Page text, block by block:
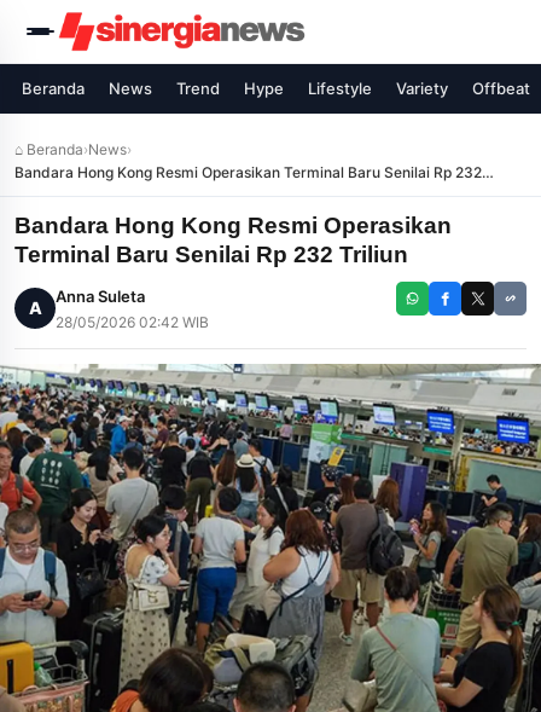
Beranda News Trend Hype Lifestyle Variety Offbeat
⌂ Beranda›News›
Bandara Hong Kong Resmi Operasikan Terminal Baru Senilai Rp 232
Triliun
Bandara Hong Kong Resmi Operasikan
Terminal Baru Senilai Rp 232 Triliun
A
Anna Suleta
28/05/2026 02:42 WIB